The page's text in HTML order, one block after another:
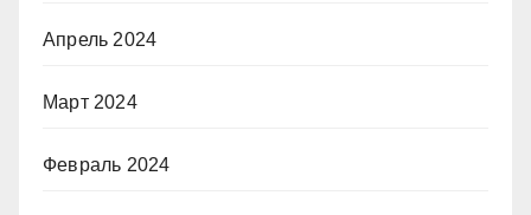
Апрель 2024
Март 2024
Февраль 2024